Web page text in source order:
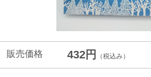
販売価格 432円 （税込み）